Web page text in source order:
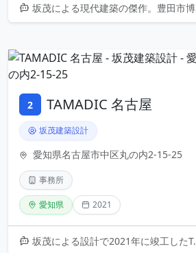
坂茂による現代建築の傑作。豊田市博物館は、2024年に竣工した最新の文化施設です。設計者の特徴である紙管構造や自然採光を
2 TAMADIC 名古屋
坂茂建築設計
愛知県名古屋市中区丸の内2-15-25
事務所
愛知県 2021
坂茂による設計で2021年に竣工したTAMADIC名古屋は、名古屋市中区の丸の内に位置する事務所建築です。坂茂の特徴であ